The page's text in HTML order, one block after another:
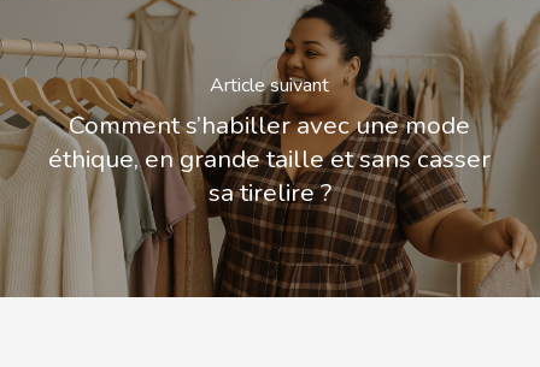
Article suivant
Comment s’habiller avec une mode
éthique, en grande taille et sans casser
sa tirelire ?